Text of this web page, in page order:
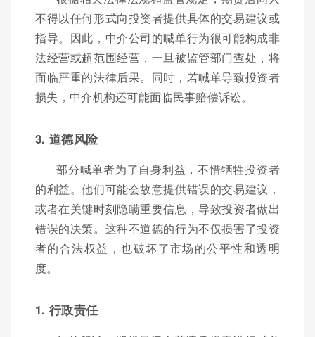
不得以任何形式向投资者提供具体的交易建议或
指导。因此，中介公司的喊单行为很可能构成非
法经营或超范围经营，一旦被监管部门查处，将
面临严重的法律后果。同时，若喊单导致投资者
损失，中介机构还可能面临民事赔偿诉讼。
3. 道德风险
部分喊单者为了自身利益，不惜牺牲投资者
的利益。他们可能会故意提供错误的交易建议，
或者在关键时刻隐瞒重要信息，导致投资者做出
错误的决策。这种不道德的行为不仅损害了投资
者的合法权益，也破坏了市场的公平性和透明
度。
1. 行政责任